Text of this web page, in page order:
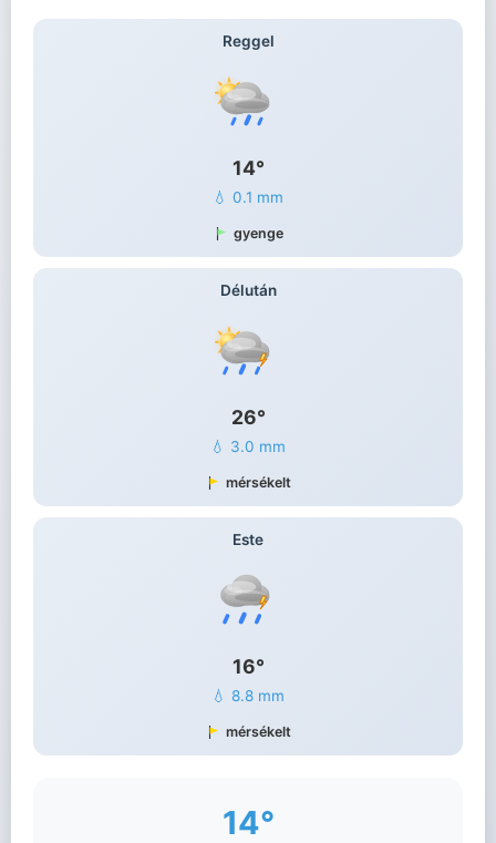
Reggel
14°
💧 0.1 mm
gyenge
Délután
26°
💧 3.0 mm
mérsékelt
Este
16°
💧 8.8 mm
mérsékelt
14°